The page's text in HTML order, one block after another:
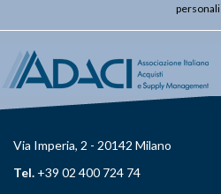
personali
Via Imperia, 2 - 20142 Milano
Tel. +39 02 400 724 74